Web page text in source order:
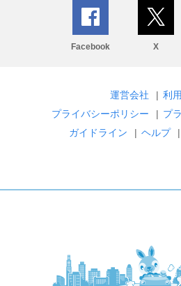
Facebook X
運営会社 | 利
プライバシーポリシー
| プ
ガイドライン
| ヘルプ |